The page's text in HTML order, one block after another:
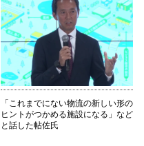
「これまでにない物流の新しい形の
ヒントがつかめる施設になる」など
と話した帖佐氏